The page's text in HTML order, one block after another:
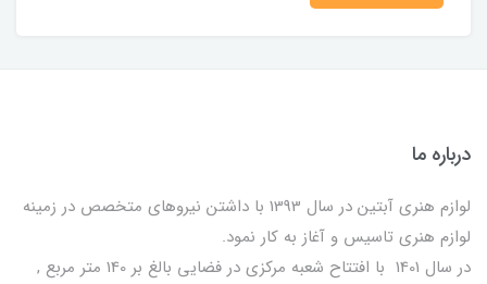
درباره ما
لوازم هنری آبتین در سال 1393 با داشتن نیروهای متخصص در زمینه
لوازم هنری تاسیس و آغاز به کار نمود.
در سال 1401 با افتتاح شعبه مرکزی در فضایی بالغ بر 140 متر مربع ,